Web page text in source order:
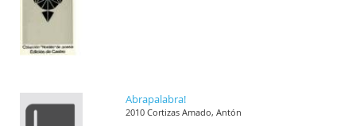
Abrapalabra!
2010 Cortizas Amado, Antón